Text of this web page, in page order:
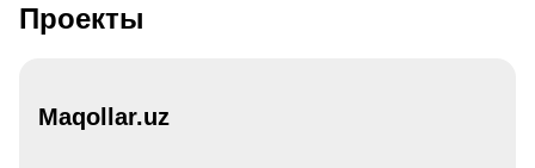
Проекты
Maqollar.uz